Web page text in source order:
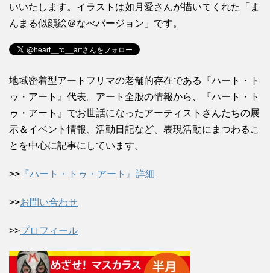
いいたします。イラストは如月愛さんが描いてくれた「ま
んまる似顔絵＠なべバージョン」です。
地域密着型アートフリマの老舗的存在である『ハート・ト
ゥ・アート』代表。アート全般の情報から、『ハート・ト
ゥ・アート』でお世話になったアーティストさんたちの展
示＆イベント情報、活動日記など、表現活動にまつわるこ
とを中心に記事にしています。
>> 『ハート・トゥ・アート』詳細
>>お問い合わせ
>>プロフィール